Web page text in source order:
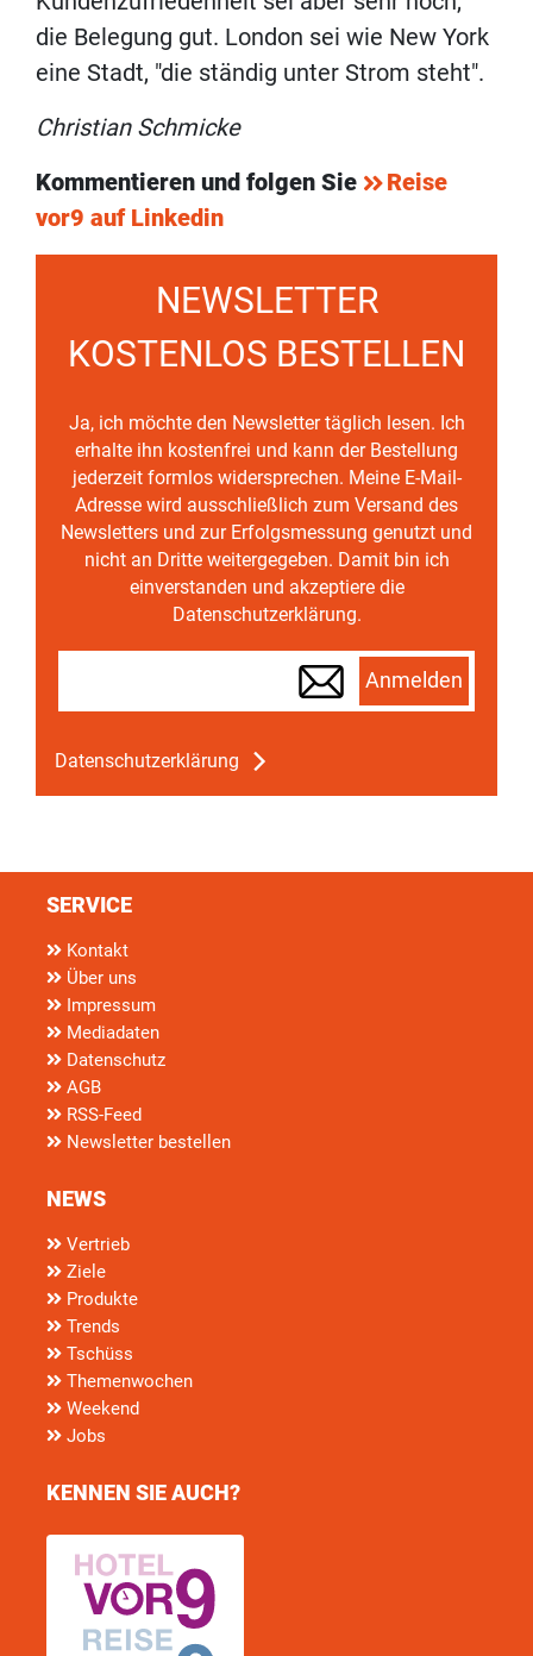
die Belegung gut. London sei wie New York
eine Stadt, "die ständig unter Strom steht".
Christian Schmicke
Kommentieren und folgen Sie
Reise
vor9 auf Linkedin
NEWSLETTER
KOSTENLOS BESTELLEN
Ja, ich möchte den Newsletter täglich lesen. Ich
erhalte ihn kostenfrei und kann der Bestellung
jederzeit formlos widersprechen. Meine E-Mail-
Adresse wird ausschließlich zum Versand des
Newsletters und zur Erfolgsmessung genutzt und
nicht an Dritte weitergegeben. Damit bin ich
einverstanden und akzeptiere die
Datenschutzerklärung.
Anmelden
Datenschutzerklärung
SERVICE
Kontakt
Über uns
Impressum
Mediadaten
Datenschutz
AGB
RSS-Feed
Newsletter bestellen
NEWS
Vertrieb
Ziele
Produkte
Trends
Tschüss
Themenwochen
Weekend
Jobs
KENNEN SIE AUCH?